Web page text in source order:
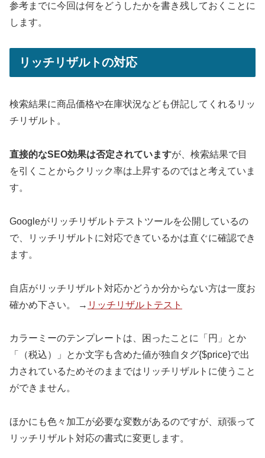
参考までに今回は何をどうしたかを書き残しておくことに
します。
リッチリザルトの対応
検索結果に商品価格や在庫状況なども併記してくれるリッ
チリザルト。
直接的なSEO効果は否定されていますが、検索結果で目
を引くことからクリック率は上昇するのではと考えていま
す。
Googleがリッチリザルトテストツールを公開しているの
で、リッチリザルトに対応できているかは直ぐに確認でき
ます。
自店がリッチリザルト対応かどうか分からない方は一度お
確かめ下さい。 → リッチリザルトテスト
カラーミーのテンプレートは、困ったことに「円」とか
「（税込）」とか文字も含めた値が独自タグ{$price}で出
力されているためそのままではリッチリザルトに使うこと
ができません。
ほかにも色々加工が必要な変数があるのですが、頑張って
リッチリザルト対応の書式に変更します。